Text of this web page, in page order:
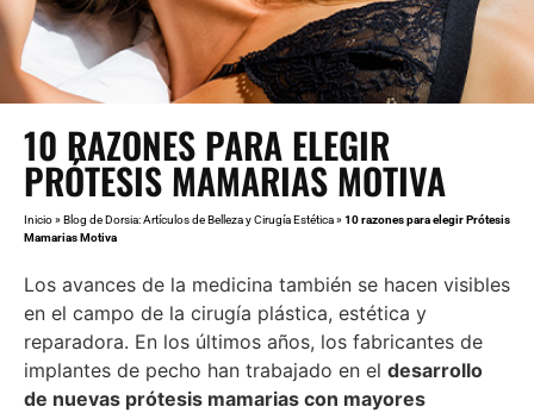
10 RAZONES PARA ELEGIR
PRÓTESIS MAMARIAS MOTIVA
Inicio» Blog de Dorsia: Artículos de Belleza y Cirugía Estética»10 razones para elegir Prótesis
Mamarias Motiva
Los avances de la medicina también se hacen visibles
en el campo de la cirugía plástica, estética y
reparadora. En los últimos años, los fabricantes de
implantes de pecho han trabajado en el desarrollo
de nuevas prótesis mamarias con mayores